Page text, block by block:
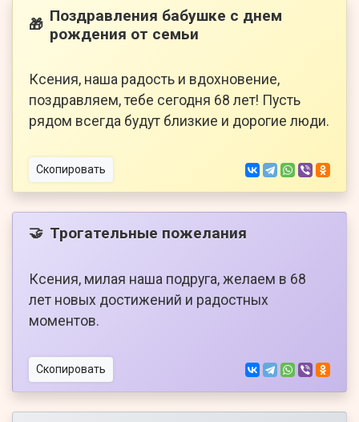
🎁 Поздравления бабушке с днем
рождения от семьи
Ксения, наша радость и вдохновение,
поздравляем, тебе сегодня 68 лет! Пусть
рядом всегда будут близкие и дорогие люди.
Скопировать
🤝 Трогательные пожелания
Ксения, милая наша подруга, желаем в 68
лет новых достижений и радостных
моментов.
Скопировать